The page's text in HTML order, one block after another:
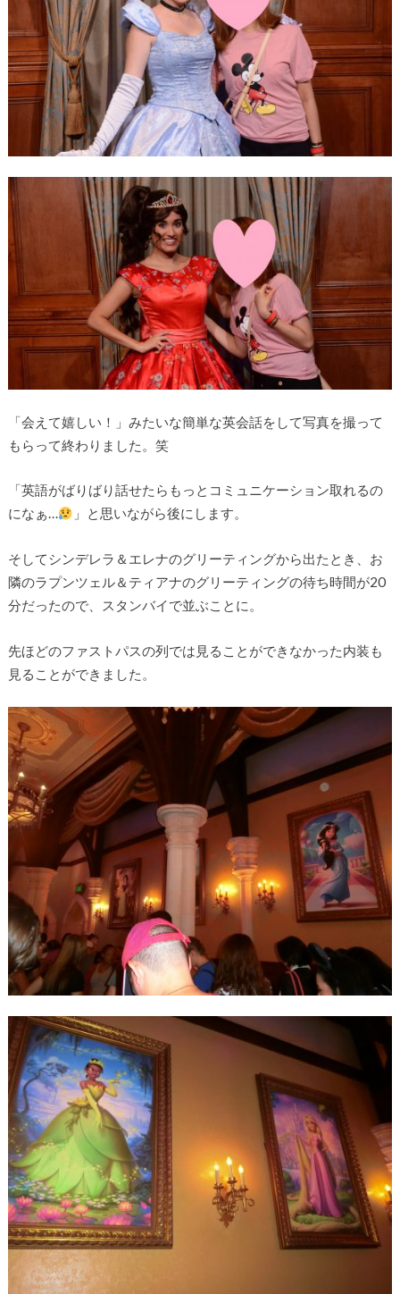
「会えて嬉しい！」みたいな簡単な英会話をして写真を撮って
もらって終わりました。笑
「英語がばりばり話せたらもっとコミュニケーション取れるの
になぁ…
」と思いながら後にします。
そしてシンデレラ＆エレナのグリーティングから出たとき、お
隣のラプンツェル＆ティアナのグリーティングの待ち時間が20
分だったので、スタンバイで並ぶことに。
先ほどのファストパスの列では見ることができなかった内装も
見ることができました。